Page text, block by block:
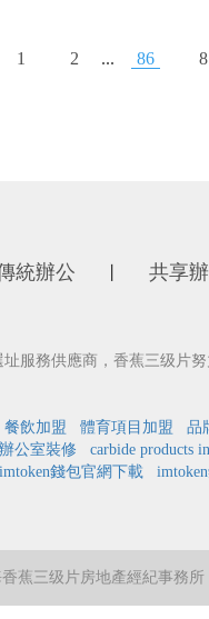
1 2 ... 86
統辦公 共享
務供應商，香蕉三级片
餐飲加盟 體育項目加盟
品
辦公室裝修
carbide products
imtoken錢包官網下載
蕉三级片房地產經紀事務